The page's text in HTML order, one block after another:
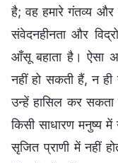
है; वह हमारे गंतव्य और
संवेदनहीनता और
आँसू बहाता है। ऐसा
नहीं हो सकती हैं, न
उन्हें हासिल कर
किसी साधारण मनुष्य
सृजित प्राणी में नहीं